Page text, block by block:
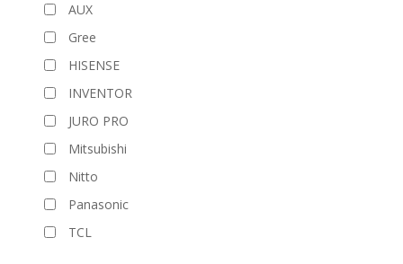
AUX
Gree
HISENSE
INVENTOR
JURO PRO
Mitsubishi
Nitto
Panasonic
TCL